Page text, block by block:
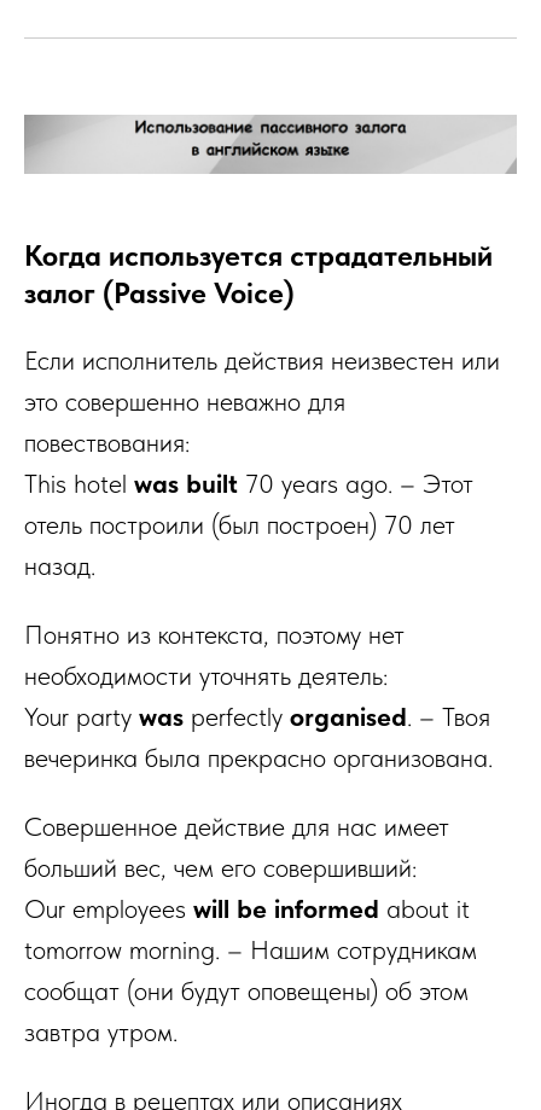
Когда используется страдательный
залог (Passive Voice)
Если исполнитель действия неизвестен или
это совершенно неважно для
повествования:
This hotel was built 70 years ago. – Этот
отель построили (был построен) 70 лет
назад.
Понятно из контекста, поэтому нет
необходимости уточнять деятель:
Your party was perfectly organised. – Твоя
вечеринка была прекрасно организована.
Совершенное действие для нас имеет
больший вес, чем его совершивший:
Our employees will be informed about it
tomorrow morning. – Нашим сотрудникам
сообщат (они будут оповещены) об этом
завтра утром.
Иногда в рецептах или описаниях